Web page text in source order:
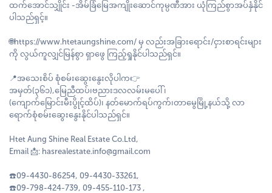
ထက်အောင်သျှိုင်း -အိမ်ခြံမြေအကျိုးဆောင်ကုမ္ပဏီအား ယုံကြည်စွာအပ်နှံနိုင်
ပါသည်ရှင့်။
🌐https://www.htetaungshine.com/ မှ လည်းအခြားရောင်း/ငှားစာရင်းများ
ကို လွယ်ကူလျှင်မြန်စွာ ရှာဖွေ ကြည့်ရှုနိုင်ပါသည်ရှင်။
📍အသေးစိပ် စုံစမ်းဆွေးနွေးလိုပါက👉
အမှတ်(၃၆၁),မြေညီထပ်၊ဗညားဒလလမ်းမပေါ် ၊
(ကျောက်မြောင်းမီးပွိုင့်ထိပ်)၊ နတ်မောက်ရပ်ကွက်၊တာမွေမြို့နယ်သို့ လာ
ရောက်စုံစမ်းဆွေးနွေးနိုင်ပါသည်ရှင်။
Htet Aung Shine Real Estate Co.Ltd,
Email 📩: hasrealestate.info@gmail.com
☎️09-4430-86254, 09-4430-33261,
☎️09-798-424-739, 09-455-110-173 ,